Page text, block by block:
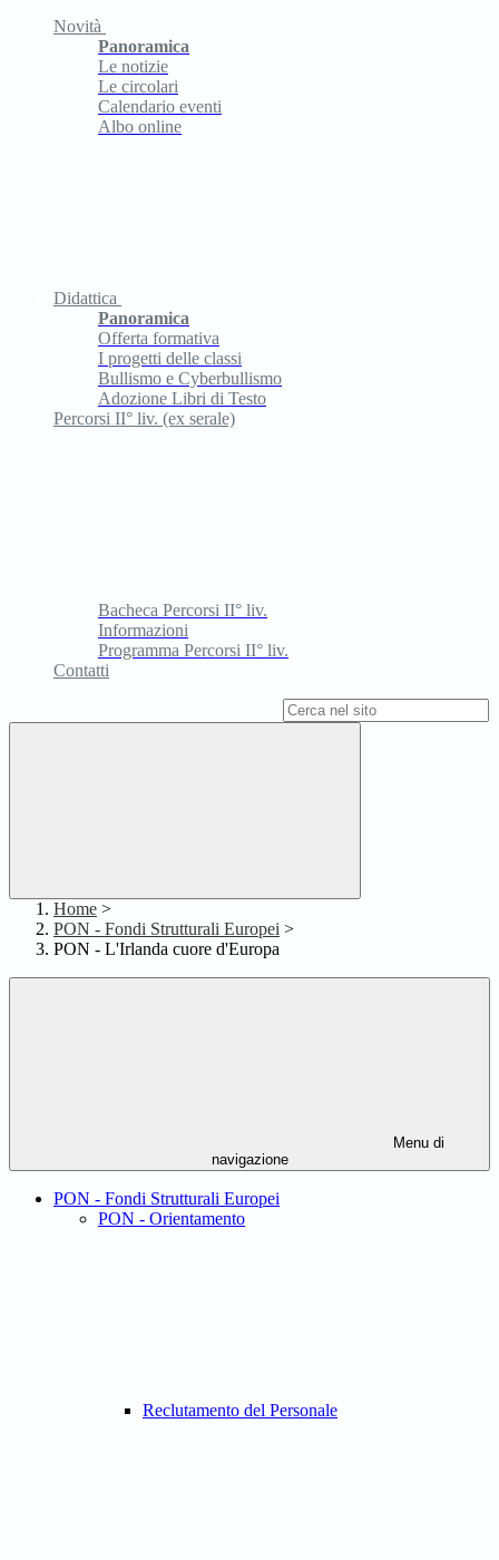
Novità
Panoramica
Le notizie
Le circolari
Calendario eventi
Albo online
Didattica
Panoramica
Offerta formativa
I progetti delle classi
Bullismo e Cyberbullismo
Adozione Libri di Testo
Percorsi II° liv. (ex serale)
Bacheca Percorsi II° liv.
Informazioni
Programma Percorsi II° liv.
Contatti
Home >
PON - Fondi Strutturali Europei >
PON - L'Irlanda cuore d'Europa
Menu di
navigazione
PON - Fondi Strutturali Europei
PON - Orientamento
Reclutamento del Personale